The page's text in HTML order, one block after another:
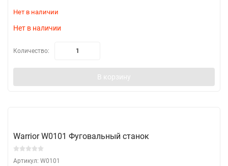
Нет в наличии
Нет в наличии
Количество:
В корзину
Warrior W0101 Фуговальный станок
Артикул: W0101